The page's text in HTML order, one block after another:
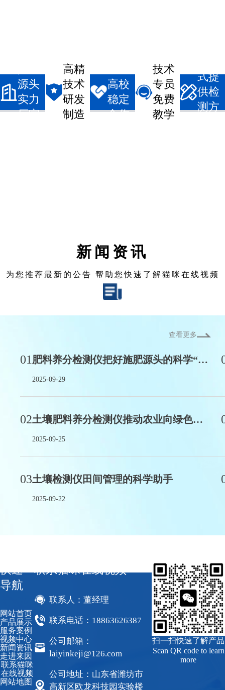
源头
实力
厂家
高精
技术
研发
制造
高校
稳定
合作
技术
专员
免费
教学
式提
供检
测方
新闻资讯
为您推荐最新的公告 帮助您快速了解猫咪在线视频
查看更多
01 肥料养分检测仪把好施肥源头的科学“质检员”
2025-09-29
02 土壤肥料养分检测仪推动农业向绿色低碳方向转型
2025-09-25
03土壤检测仪田间管理的科学助手
2025-09-22
快速
导航
网站首页
产品展示
服务案例
视频中心
新闻资讯
走进来因
联系猫咪
在线视频
网站地图
联系猫咪在线视频
联系人：董经理
联系电话：18863626387
公司邮箱：
laiyinkeji@126.com
公司地址：山东省潍坊市
高新区欧龙科技园实验楼
扫一扫快速了解产品
Scan QR code to learn
more